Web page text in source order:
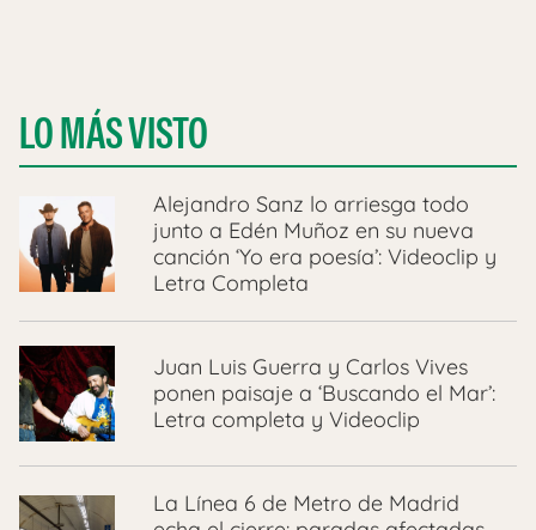
LO MÁS VISTO
Alejandro Sanz lo arriesga todo
junto a Edén Muñoz en su nueva
canción ‘Yo era poesía’: Videoclip y
Letra Completa
Juan Luis Guerra y Carlos Vives
ponen paisaje a ‘Buscando el Mar’:
Letra completa y Videoclip
La Línea 6 de Metro de Madrid